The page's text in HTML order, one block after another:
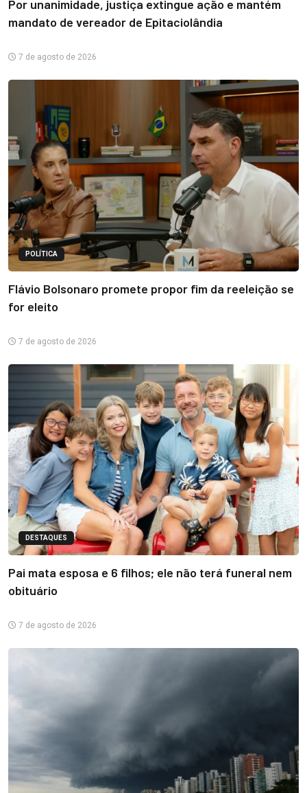
Por unanimidade, justiça extingue ação e mantém
mandato de vereador de Epitaciolândia
7 de agosto de 2026
POLÍTICA
Flávio Bolsonaro promete propor fim da reeleição se
for eleito
7 de agosto de 2026
DESTAQUES
Pai mata esposa e 6 filhos; ele não terá funeral nem
obituário
7 de agosto de 2026